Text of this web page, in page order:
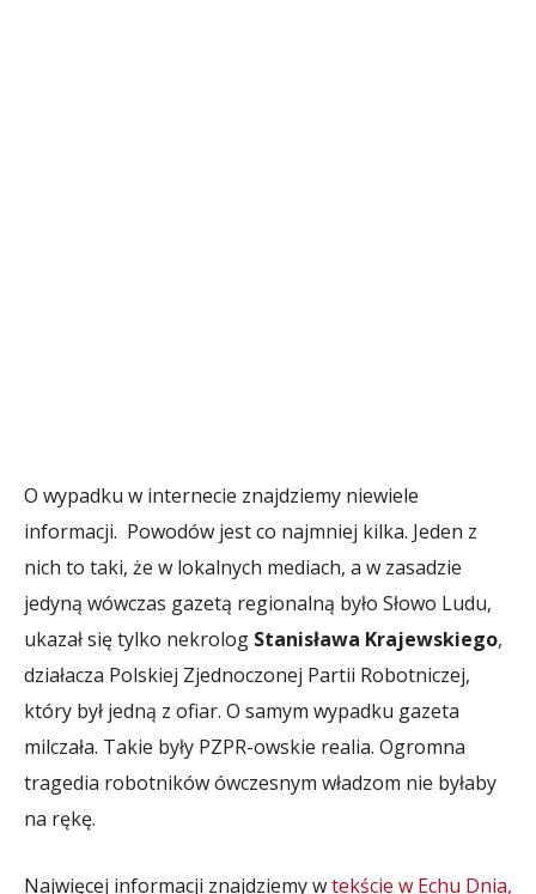
O wypadku w internecie znajdziemy niewiele
informacji. Powodów jest co najmniej kilka. Jeden z
nich to taki, że w lokalnych mediach, a w zasadzie
jedyną wówczas gazetą regionalną było Słowo Ludu,
ukazał się tylko nekrolog Stanisława Krajewskiego,
działacza Polskiej Zjednoczonej Partii Robotniczej,
który był jedną z ofiar. O samym wypadku gazeta
milczała. Takie były PZPR-owskie realia. Ogromna
tragedia robotników ówczesnym władzom nie byłaby
na rękę.
Najwięcej informacji znajdziemy wtekście w Echu Dnia,